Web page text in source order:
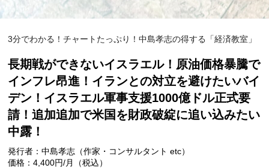
3分でわかる！チャートたっぷり！中島孝志の得する「経済教室」
長期戦ができないイスラエル！原油価格暴騰で
インフレ昂進！イランとの対立を避けたいバイ
デン！イスラエル軍事支援1000億ドル正式要
請！追加追加で米国を財政破綻に追い込みたい
中露！
発行者：中島孝志（作家・コンサルタント etc）
価格：4,400円/月（税込）